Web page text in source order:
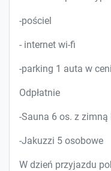
-pościel
- internet wi-fi
-parking 1 auta w
Odpłatnie
-Sauna 6 os. z zimną
-Jakuzzi 5 osobowe
W dzień przyjazdu